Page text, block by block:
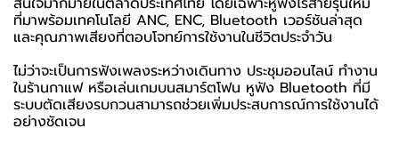
ที่มาพร้อมเทคโนโลยี ANC, ENC, Bluetooth เวอร์ชันล่าสุด
และคุณภาพเสียงที่ตอบโจทย์การใช้งานในชีวิตประจำวัน
ไม่ว่าจะเป็นการฟังเพลงระหว่างเดินทาง ประชุมออนไลน์ ทำงาน
ในร้านกาแฟ หรือเล่นเกมบนสมาร์ตโฟน หูฟัง Bluetooth ที่มี
ระบบตัดเสียงรบกวนสามารถช่วยเพิ่มประสบการณ์การใช้งานได้
อย่างชัดเจน